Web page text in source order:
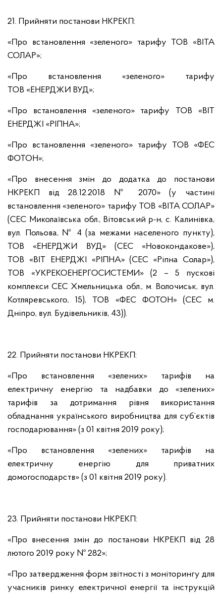
21. Прийняти постанови НКРЕКП:
«Про встановлення «зеленого» тарифу ТОВ «ВІТА
СОЛАР»;
«Про встановлення «зеленого» тарифу
ТОВ «ЕНЕРДЖИ ВУД»;
«Про встановлення «зеленого» тарифу ТОВ «ВІТ
ЕНЕРДЖІ «РІПНА»;
«Про встановлення «зеленого» тарифу ТОВ «ФЕС
ФОТОН»;
«Про внесення змін до додатка до постанови
НКРЕКП від 28.12.2018 № 2070» (у частині
встановлення «зеленого» тарифу ТОВ «ВІТА СОЛАР»
(СЕС Миколаївська обл., Вітовський р-н, с. Калинівка,
вул. Польова, № 4 (за межами населеного пункту),
ТОВ «ЕНЕРДЖИ ВУД» (СЕС «Новокондакове»),
ТОВ «ВІТ ЕНЕРДЖІ «РІПНА» (СЕС «Ріпна Солар»),
ТОВ «УКРЕКОЕНЕРГОСИСТЕМИ» (2 – 5 пускові
комплекси СЕС Хмельницька обл., м. Волочиськ, вул.
Котляревського, 15), ТОВ «ФЕС ФОТОН» (СЕС м.
Дніпро, вул. Будівельників, 43)).
22. Прийняти постанови НКРЕКП:
«Про встановлення «зелених» тарифів на
електричну енергію та надбавки до «зелених»
тарифів за дотримання рівня використання
обладнання українського виробництва для суб’єктів
господарювання» (з 01 квітня 2019 року);
«Про встановлення «зелених» тарифів на
електричну енергію для приватних
домогосподарств» (з 01 квітня 2019 року).
23. Прийняти постанови НКРЕКП:
«Про внесення змін до постанови НКРЕКП від 28
лютого 2019 року № 282»;
«Про затвердження форм звітності з моніторингу для
учасників ринку електричної енергії та інструкцій